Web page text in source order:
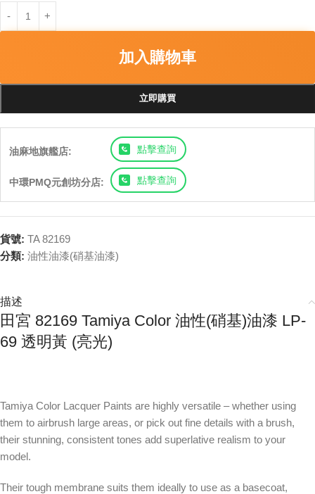
加入購物車
立即購買
油麻地旗艦店: 點擊查詢
中環PMQ元創坊分店: 點擊查詢
貨號: TA 82169
分類: 油性油漆(硝基油漆)
描述
田宮 82169 Tamiya Color 油性(硝基)油漆 LP-
69 透明黃 (亮光)
Tamiya Color Lacquer Paints are highly versatile – whether using
them to airbrush large areas, or pick out fine details with a brush,
their stunning, consistent tones add superlative realism to your
model.
Their tough membrane suits them ideally to use as a basecoat,